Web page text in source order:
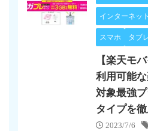
インターネット
スマホ タブ
【楽天モ
利用可能
対象最強
タイプを徹
2023/7/6